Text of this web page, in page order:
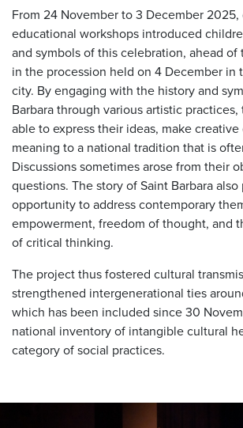
From 24 November to 3 December 2025,
educational workshops introduced
and symbols of this celebration, ahead
in the procession held on 4 December in
city. By engaging with the history and
Barbara through various artistic
able to express their ideas, make
meaning to a national tradition that is
Discussions sometimes arose from their
questions. The story of Saint Barbara
opportunity to address contemporary
empowerment, freedom of thought, and
of critical thinking.
The project thus fostered cultural
strengthened intergenerational ties
which has been included since 30
national inventory of intangible cultural
category of social practices.